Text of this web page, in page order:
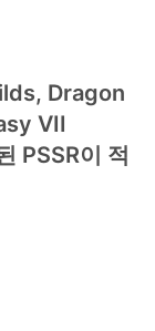
Dragon
VII
PSSR이 적